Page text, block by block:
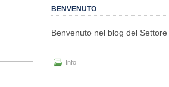
BENVENUTO
Benvenuto nel blog del
Info